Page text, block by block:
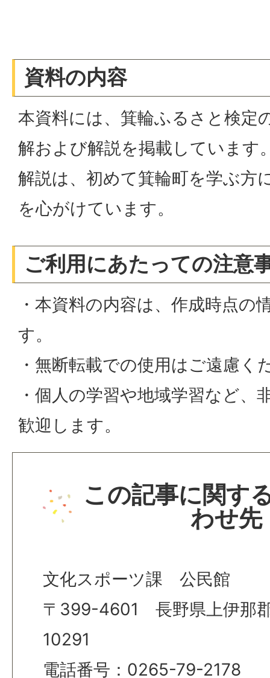
資料の内容
本資料には、箕輪ふるさと検定
解および解説を掲載しています
解説は、初めて箕輪町を学ぶ方
を心がけています。
ご利用にあたっての注意
・本資料の内容は、作成時点の
す。
・無断転載での使用はご遠慮く
・個人の学習や地域学習など、
歓迎します。
この記事に関す
わせ先
文化スポーツ課 公民館
〒399-4601 長野県上伊那
10291
電話番号：0265-79-2178